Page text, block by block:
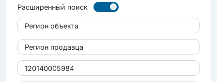
Расширенный поиск
Регион объекта
Регион продавца